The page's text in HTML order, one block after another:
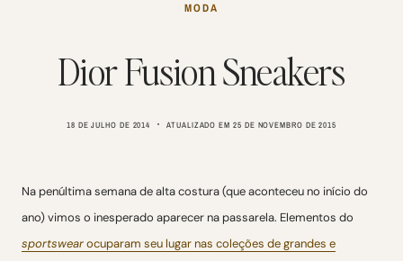
MODA
Dior Fusion Sneakers
18 DE JULHO DE 2014 ATUALIZADO EM 25 DE NOVEMBRO DE 2015
Na penúltima semana de alta costura (que aconteceu no início do
ano) vimos o inesperado aparecer na passarela. Elementos do
sportswearocuparam seu lugar nas coleções de grandes e